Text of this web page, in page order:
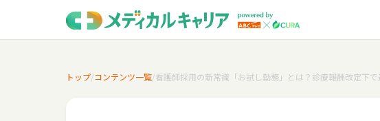
トップ/コンテンツ一覧/看護師採用の新常識「お試し勤務」とは？診療報酬改定下